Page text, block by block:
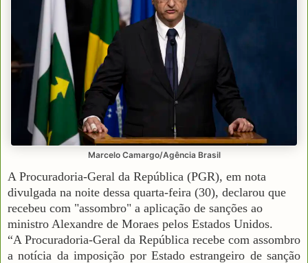
Marcelo Camargo/Agência Brasil
A Procuradoria-Geral da República (PGR), em nota
divulgada na noite dessa quarta-feira (30), declarou que
recebeu com "assombro" a aplicação de sanções ao
ministro Alexandre de Moraes pelos Estados Unidos.
“A Procuradoria-Geral da República recebe com assombro
a notícia da imposição por Estado estrangeiro de sanção